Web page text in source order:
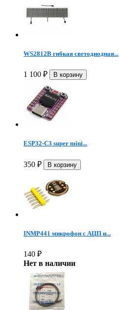
WS2812B гибкая светодиодная...
1 100 ₽
ESP32-C3 super mini...
350 ₽
INMP441 микрофон c АЦП и...
140 ₽
Нет в наличии